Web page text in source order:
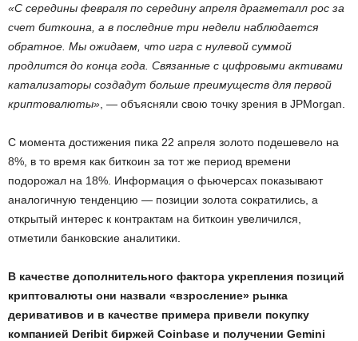
«С середины февраля по середину апреля драгметалл рос за
счет биткоина, а в последние три недели наблюдается
обратное. Мы ожидаем, что игра с нулевой суммой
продлится до конца года. Связанные с цифровыми активами
катализаторы создадут больше преимуществ для первой
криптовалюты» , — объясняли свою точку зрения в JPMorgan.
С момента достижения пика 22 апреля золото подешевело на
8%, в то время как биткоин за тот же период времени
подорожал на 18%. Информация о фьючерсах показывают
аналогичную тенденцию — позиции золота сократились, а
открытый интерес к контрактам на биткоин увеличился,
отметили банковские аналитики.
В качестве дополнительного фактора укрепления позиций
криптовалюты они назвали «взросление» рынка
деривативов и в качестве примера привели покупку
компанией Deribit биржей Coinbase и получении Gemini